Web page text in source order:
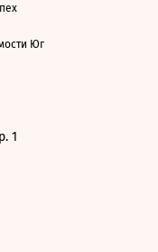
Юг
1